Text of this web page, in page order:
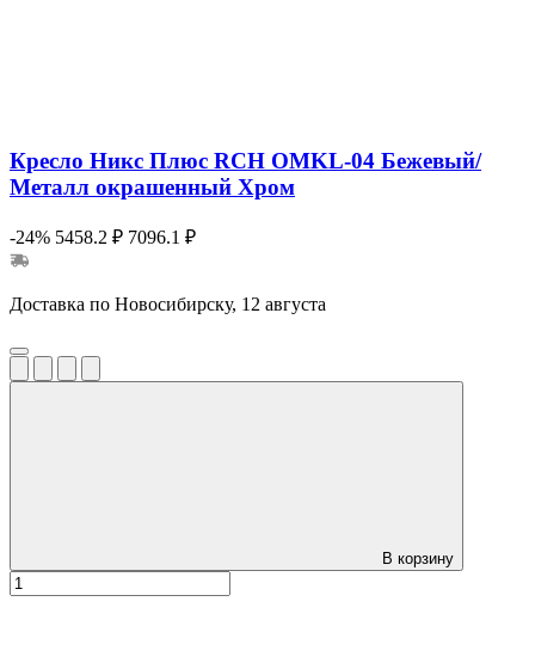
Кресло Никс Плюс RCH OMKL-04 Бежевый/
Металл окрашенный Хром
-24% 5458.2 ₽ 7096.1 ₽
Доставка по Новосибирску, 12 августа
В корзину